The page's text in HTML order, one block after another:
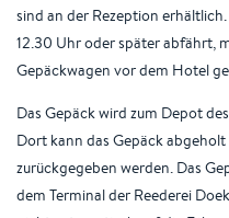
sind an der Rezeption
12.30 Uhr oder später abfährt,
Gepäckwagen vor dem Hotel
Das Gepäck wird zum Depot
Dort kann das Gepäck
zurückgegeben werden. Das
dem Terminal der Reederei